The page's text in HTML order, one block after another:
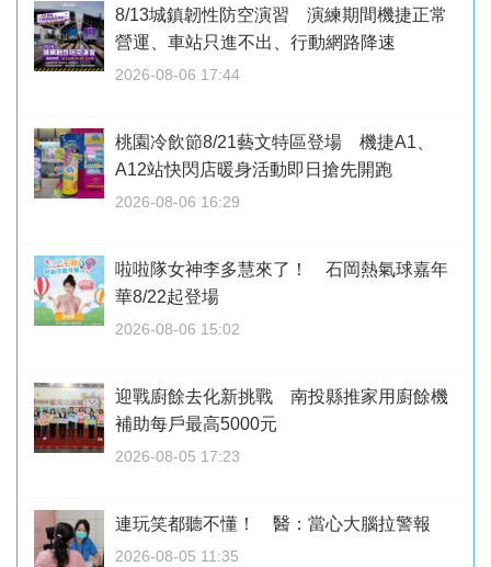
8/13城鎮韌性防空演習 演練期間機捷正常
營運、車站只進不出、行動網路降速
2026-08-06 17:44
桃園冷飲節8/21藝文特區登場 機捷A1、
A12站快閃店暖身活動即日搶先開跑
2026-08-06 16:29
啦啦隊女神李多慧來了！ 石岡熱氣球嘉年
華8/22起登場
2026-08-06 15:02
迎戰廚餘去化新挑戰 南投縣推家用廚餘機
補助每戶最高5000元
2026-08-05 17:23
連玩笑都聽不懂！ 醫：當心大腦拉警報
2026-08-05 11:35